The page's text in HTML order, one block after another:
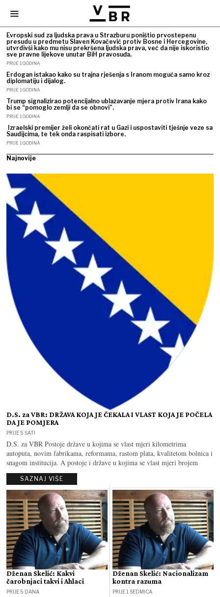
Evropski sud za ljudska prava u Strazburu poništio prvostepenu
presudu u predmetu Slaven Kovačević protiv Bosne i Hercegovine,
utvrdivši kako mu nisu prekršena ljudska prava, već da nije iskoristio
sve pravne lijekove unutar BiH pravosuđa.
PRIJE 1 GODINA
Erdogan istakao kako su trajna rješenja s Iranom moguća samo kroz
diplomatiju i dijalog.
PRIJE 1 GODINA
Trump signalizirao potencijalno ublažavanje mjera protiv Irana kako
bi se “pomoglo zemlji da se obnovi”.
PRIJE 1 GODINA
Izraelski premijer želi okončati rat u Gazi i uspostaviti tješnje veze sa
Saudijcima, te tek onda raspisati izbore.
PRIJE 1 GODINA
Najnovije
D.S. za VBR: DRŽAVA KOJA JE ČEKALA I VLAST KOJA JE POČELA
DA JE POMJERA
PRIJE 5 SATI
D.S. za VBR Postoje države u kojima se vlast mjeri kilometrima
autoputa, novim fabrikama, reformama, rastom plata, kvalitetom bolnica i
snagom institucija. A postoje i države u kojima se vlast mjeri brojem
SAZNAJ VIŠE
Dženan Skelić: Kakvi
čarobnjaci takvi i Ahlaci
PRIJE 5 DANA
Dženan Skelić: Nacionalizam
kontra razuma
PRIJE 1 SEDMICA